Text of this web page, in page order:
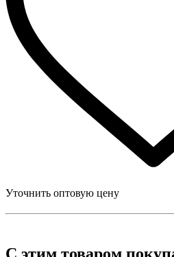
Уточнить оптовую цену
С этим товаром